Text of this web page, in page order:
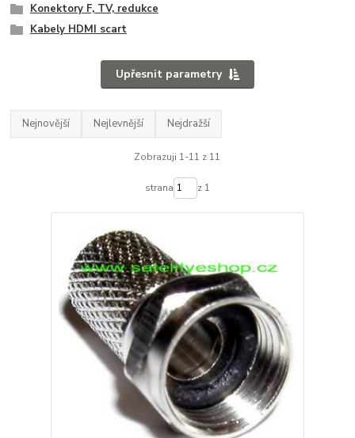
Konektory F, TV, redukce
Kabely HDMI scart
Upřesnit parametry
Nejnovější Nejlevnější Nejdražší
Zobrazuji 1-11 z 11
strana z 1